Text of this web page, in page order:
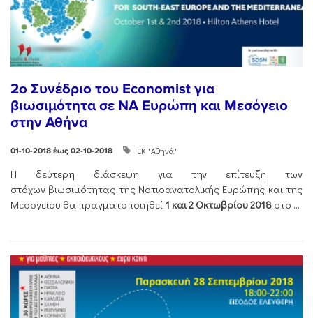
2o Συνέδριο του Economist για
βιωσιμότητα σε ΝΑ Ευρώπη και Μεσόγειο
στην Αθήνα
01-10-2018 έως 02-10-2018 ΕΚ "Αθηνά"
Η δεύτερη διάσκεψη για την επίτευξη των
στόχων βιωσιμότητας της Νοτιοανατολικής Ευρώπης και της
Μεσογείου θα πραγματοποιηθεί 1 και 2 Οκτωβρίου 2018 στο ...